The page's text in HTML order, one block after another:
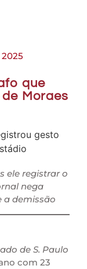
que
Moraes
ele registrar o
nega
a demissão
de S. Paulo
com 23